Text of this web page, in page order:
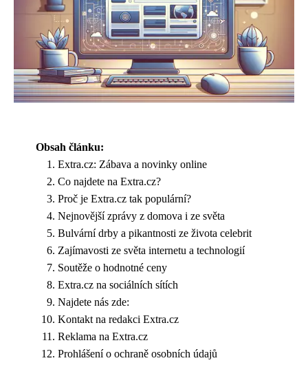
Obsah článku:
Extra.cz: Zábava a novinky online
Co najdete na Extra.cz?
Proč je Extra.cz tak populární?
Nejnovější zprávy z domova i ze světa
Bulvární drby a pikantnosti ze života celebrit
Zajímavosti ze světa internetu a technologií
Soutěže o hodnotné ceny
Extra.cz na sociálních sítích
Najdete nás zde:
Kontakt na redakci Extra.cz
Reklama na Extra.cz
Prohlášení o ochraně osobních údajů